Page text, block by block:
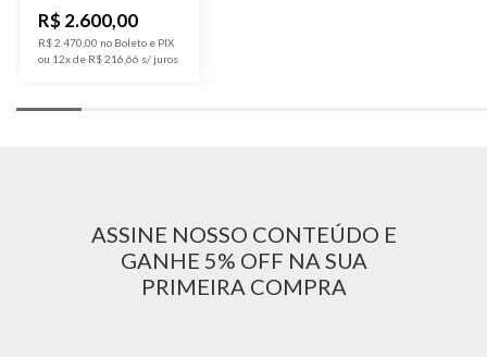
R$ 2.600,00
R$ 2.470,00 no Boleto e PIX
ou 12x de R$ 216,66
ASSINE NOSSO CONTEÚDO E
GANHE 5% OFF NA SUA
PRIMEIRA COMPRA